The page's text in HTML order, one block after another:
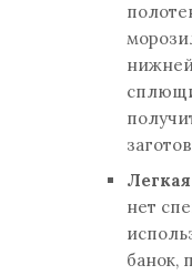
нижней
нет
банок,